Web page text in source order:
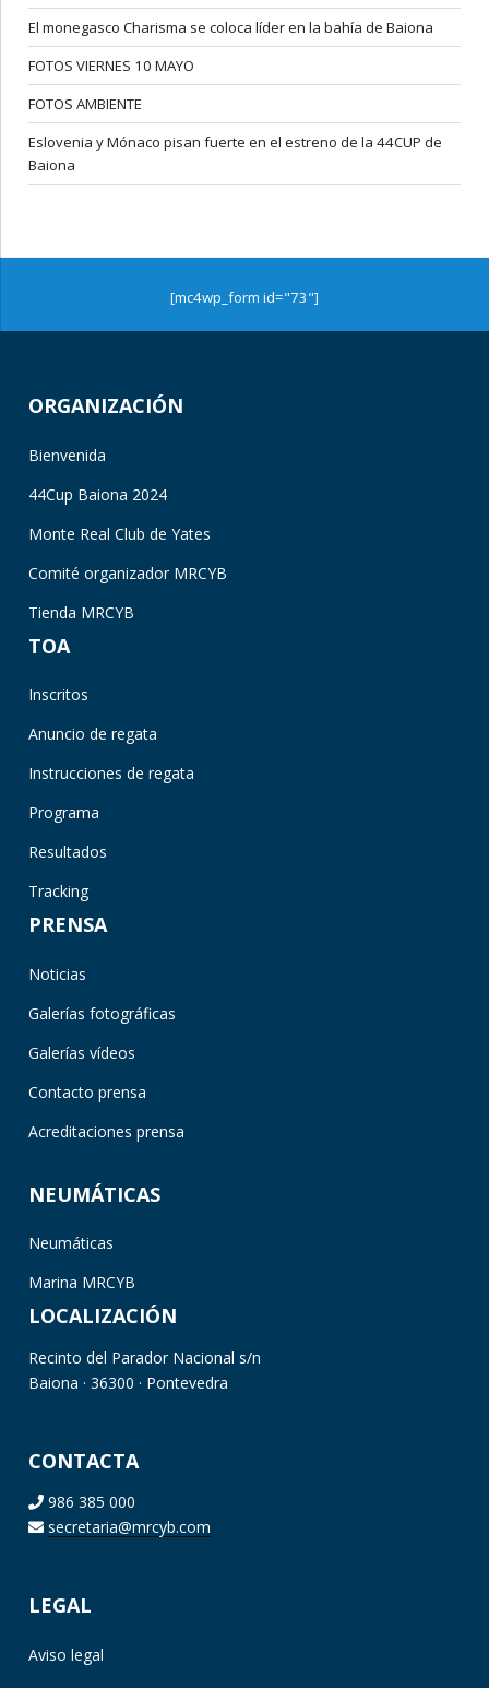
El monegasco Charisma se coloca líder en la bahía de Baiona
FOTOS VIERNES 10 MAYO
FOTOS AMBIENTE
Eslovenia y Mónaco pisan fuerte en el estreno de la 44CUP de
Baiona
[mc4wp_form id="73"]
ORGANIZACIÓN
Bienvenida
44Cup Baiona 2024
Monte Real Club de Yates
Comité organizador MRCYB
Tienda MRCYB
TOA
Inscritos
Anuncio de regata
Instrucciones de regata
Programa
Resultados
Tracking
PRENSA
Noticias
Galerías fotográficas
Galerías vídeos
Contacto prensa
Acreditaciones prensa
NEUMÁTICAS
Neumáticas
Marina MRCYB
LOCALIZACIÓN
Recinto del Parador Nacional s/n
Baiona · 36300 · Pontevedra
CONTACTA
986 385 000
secretaria@mrcyb.com
LEGAL
Aviso legal